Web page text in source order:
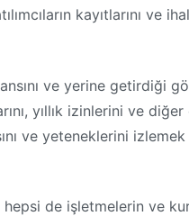
kayıtlarını ve
ve yerine getirdiği
yıllık izinlerini ve
ve yeteneklerini
de işletmelerin ve